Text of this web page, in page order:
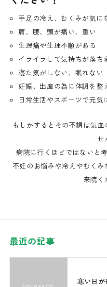
手足の冷え、むくみが気に
肩、腰、頭が痛い、重い
生理痛や生理不順がある
イライラして気持ちが落ち
寝た気がしない、眠れない
妊娠、出産の為に体調を整
日常生活やスポーツで元気
もしかするとその不調は気
せ
病院に行くほどではないと
不妊のお悩みや冷えやむく
来院く
最近の記事
寒い日が